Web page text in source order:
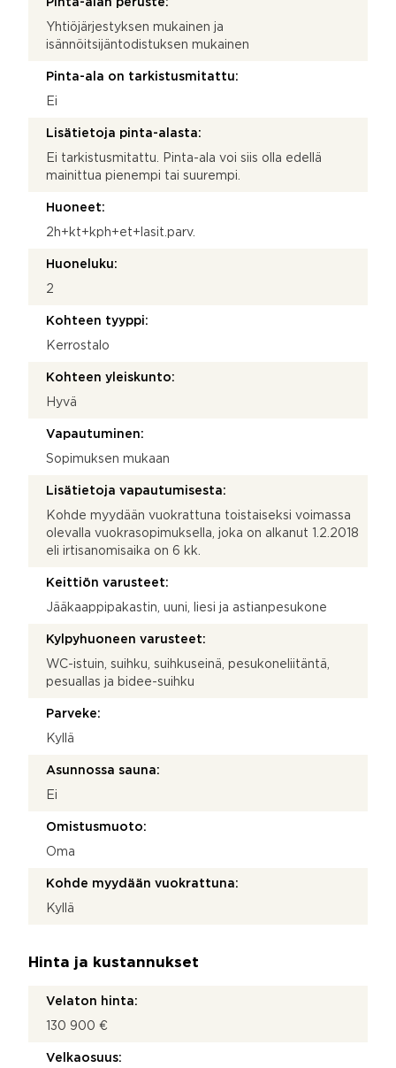
Pinta-alan peruste:
Yhtiöjärjestyksen mukainen ja
isännöitsijäntodistuksen mukainen
Pinta-ala on tarkistusmitattu:
Ei
Lisätietoja pinta-alasta:
Ei tarkistusmitattu. Pinta-ala voi siis olla edellä
mainittua pienempi tai suurempi.
Huoneet:
2h+kt+kph+et+lasit.parv.
Huoneluku:
2
Kohteen tyyppi:
Kerrostalo
Kohteen yleiskunto:
Hyvä
Vapautuminen:
Sopimuksen mukaan
Lisätietoja vapautumisesta:
Kohde myydään vuokrattuna toistaiseksi voimassa
olevalla vuokrasopimuksella, joka on alkanut 1.2.2018
eli irtisanomisaika on 6 kk.
Keittiön varusteet:
Jääkaappipakastin, uuni, liesi ja astianpesukone
Kylpyhuoneen varusteet:
WC-istuin, suihku, suihkuseinä, pesukoneliitäntä,
pesuallas ja bidee-suihku
Parveke:
Kyllä
Asunnossa sauna:
Ei
Omistusmuoto:
Oma
Kohde myydään vuokrattuna:
Kyllä
Hinta ja kustannukset
Velaton hinta:
130 900 €
Velkaosuus: